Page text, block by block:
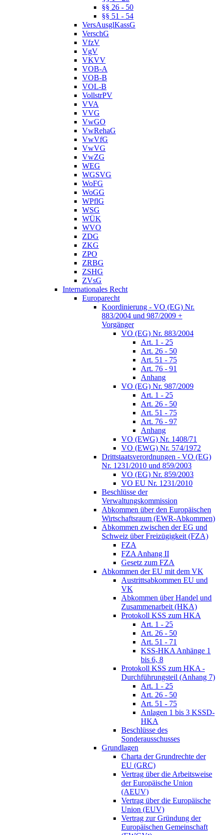
§§ 26 - 50
§§ 51 - 54
VersAusglKassG
VerschG
VfzV
VgV
VKVV
VOB-A
VOB-B
VOL-B
VollstrPV
VVA
VVG
VwGO
VwRehaG
VwVfG
VwVG
VwZG
WEG
WGSVG
WoFG
WoGG
WPflG
WSG
WÜK
WVO
ZDG
ZKG
ZPO
ZRBG
ZSHG
ZVsG
Internationales Recht
Europarecht
Koordinierung - VO (EG) Nr.
883/2004 und 987/2009 +
Vorgänger
VO (EG) Nr. 883/2004
Art. 1 - 25
Art. 26 - 50
Art. 51 - 75
Art. 76 - 91
Anhang
VO (EG) Nr. 987/2009
Art. 1 - 25
Art. 26 - 50
Art. 51 - 75
Art. 76 - 97
Anhang
VO (EWG) Nr. 1408/71
VO (EWG) Nr. 574/1972
Drittstaatsverordnungen - VO (EG)
Nr. 1231/2010 und 859/2003
VO (EG) Nr. 859/2003
VO EU Nr. 1231/2010
Beschlüsse der
Verwaltungskommission
Abkommen über den Europäischen
Wirtschaftsraum (EWR-Abkommen)
Abkommen zwischen der EG und
Schweiz über Freizügigkeit (FZA)
FZA
FZA Anhang II
Gesetz zum FZA
Abkommen der EU mit dem VK
Austrittsabkommen EU und
VK
Abkommen über Handel und
Zusammenarbeit (HKA)
Protokoll KSS zum HKA
Art. 1 - 25
Art. 26 - 50
Art. 51 - 71
KSS-HKA Anhänge 1
bis 6, 8
Protokoll KSS zum HKA -
Durchführungsteil (Anhang 7)
Art. 1 - 25
Art. 26 - 50
Art. 51 - 75
Anlagen 1 bis 3 KSSD-
HKA
Beschlüsse des
Sonderausschusses
Grundlagen
Charta der Grundrechte der
EU (GRC)
Vertrag über die Arbeitsweise
der Europäische Union
(AEUV)
Vertrag über die Europäische
Union (EUV)
Vertrag zur Gründung der
Europäischen Gemeinschaft